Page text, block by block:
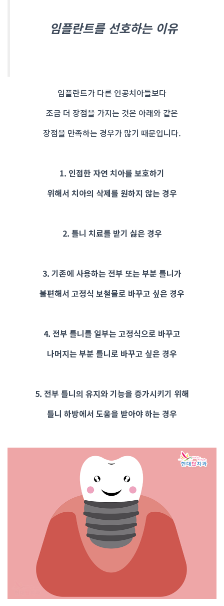
임플란트를 선호하는 이유
임플란트가 다른 인공치아들보다
조금 더 장점을 가지는 것은 아래와 같은
장점을 만족하는 경우가 많기 때문입니다.
1. 인접한 자연 치아를 보호하기
위해서 치아의 삭제를 원하지 않는 경우
2. 틀니 치료를 받기 싫은 경우
3. 기존에 사용하는 전부 또는 부분 틀니가
불편해서 고정식 보철물로 바꾸고 싶은 경우
4. 전부 틀니를 일부는 고정식으로 바꾸고
나머지는 부분 틀니로 바꾸고 싶은 경우
5. 전부 틀니의 유지와 기능을 증가시키기 위해
틀니 하방에서 도움을 받아야 하는 경우